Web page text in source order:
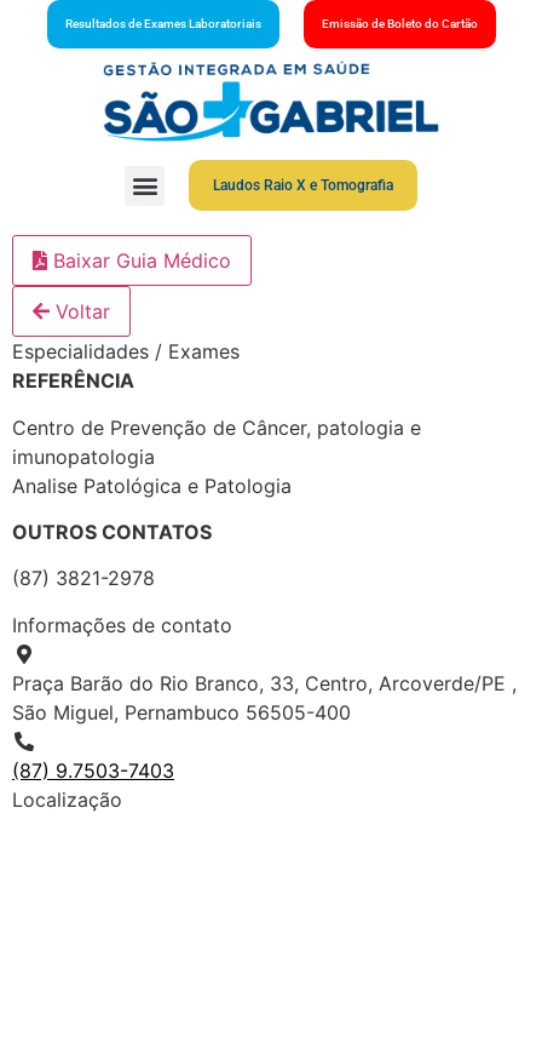
Resultados de Exames Laboratoriais Emissão de Boleto do Cartão
Laudos Raio X e Tomografia
Baixar Guia Médico
Voltar
Especialidades / Exames
REFERÊNCIA
Centro de Prevenção de Câncer, patologia e
imunopatologia
Analise Patológica e Patologia
OUTROS CONTATOS
(87) 3821-2978
Informações de contato
Praça Barão do Rio Branco, 33, Centro, Arcoverde/PE ,
São Miguel, Pernambuco 56505-400
(87) 9.7503-7403
Localização